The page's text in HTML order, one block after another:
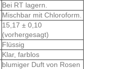
Bei RT lagern.
Mischbar mit Chloroform.
15,17 ± 0,10
(vorhergesagt)
Flüssig
Klar, farblos
blumiger Duft von Rosen